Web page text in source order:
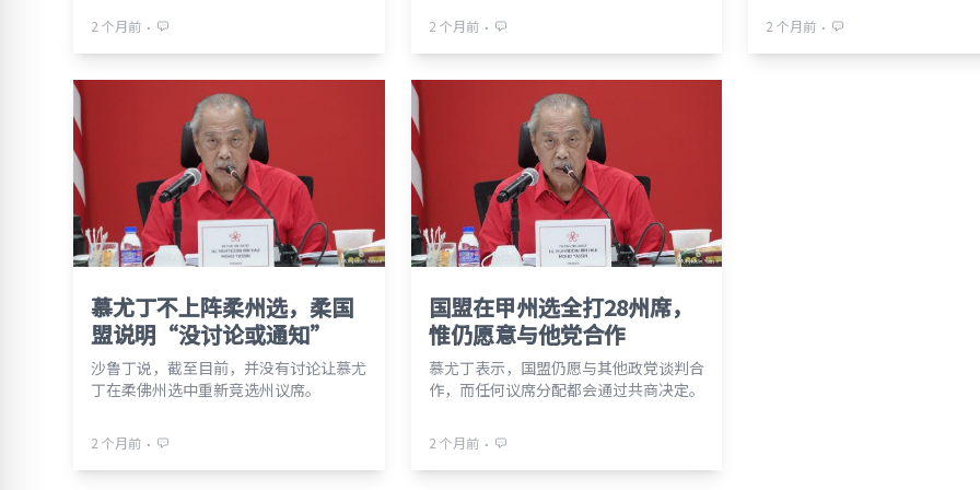
2 个月前 ⋅ 2 个月前 ⋅ 2 个月前 ⋅
慕尤丁不上阵柔州选，柔国
盟说明“没讨论或通知”
沙鲁丁说，截至目前，并没有讨论让慕尤
丁在柔佛州选中重新竞选州议席。
2 个月前 ⋅
国盟在甲州选全打28州席，
惟仍愿意与他党合作
慕尤丁表示，国盟仍愿与其他政党谈判合
作，而任何议席分配都会通过共商决定。
2 个月前 ⋅